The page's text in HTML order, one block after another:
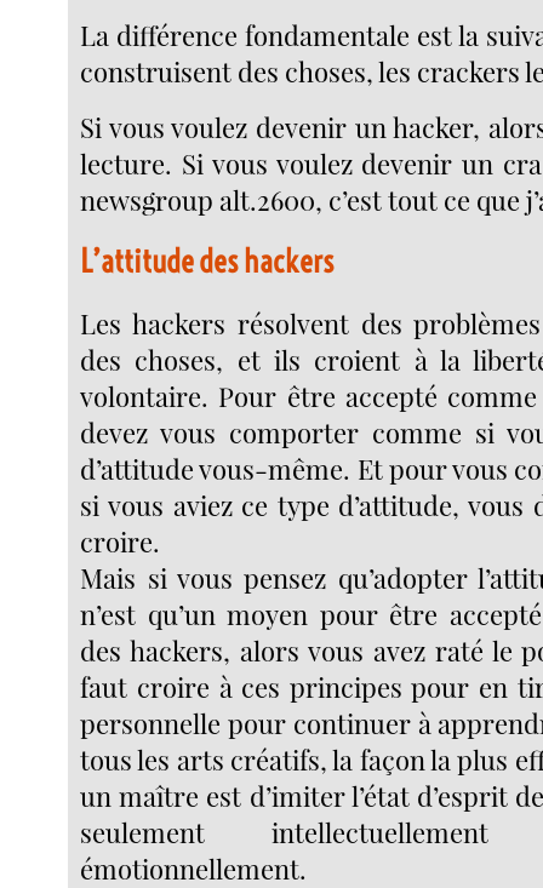
La différence fondamentale est la
construisent des choses, les crackers
Si vous voulez devenir un hacker,
lecture. Si vous voulez devenir un
newsgroup alt.2600, c’est tout ce que
L’attitude des hackers
Les hackers résolvent des
des choses, et ils croient à la
volontaire. Pour être accepté
devez vous comporter comme si
d’attitude vous-même. Et pour vous
si vous aviez ce type d’attitude, vous
croire.
Mais si vous pensez qu’adopter
n’est qu’un moyen pour être
des hackers, alors vous avez raté le
faut croire à ces principes pour en
personnelle pour continuer à
tous les arts créatifs, la façon la plus
un maître est d’imiter l’état d’esprit
seulement
émotionnellement.